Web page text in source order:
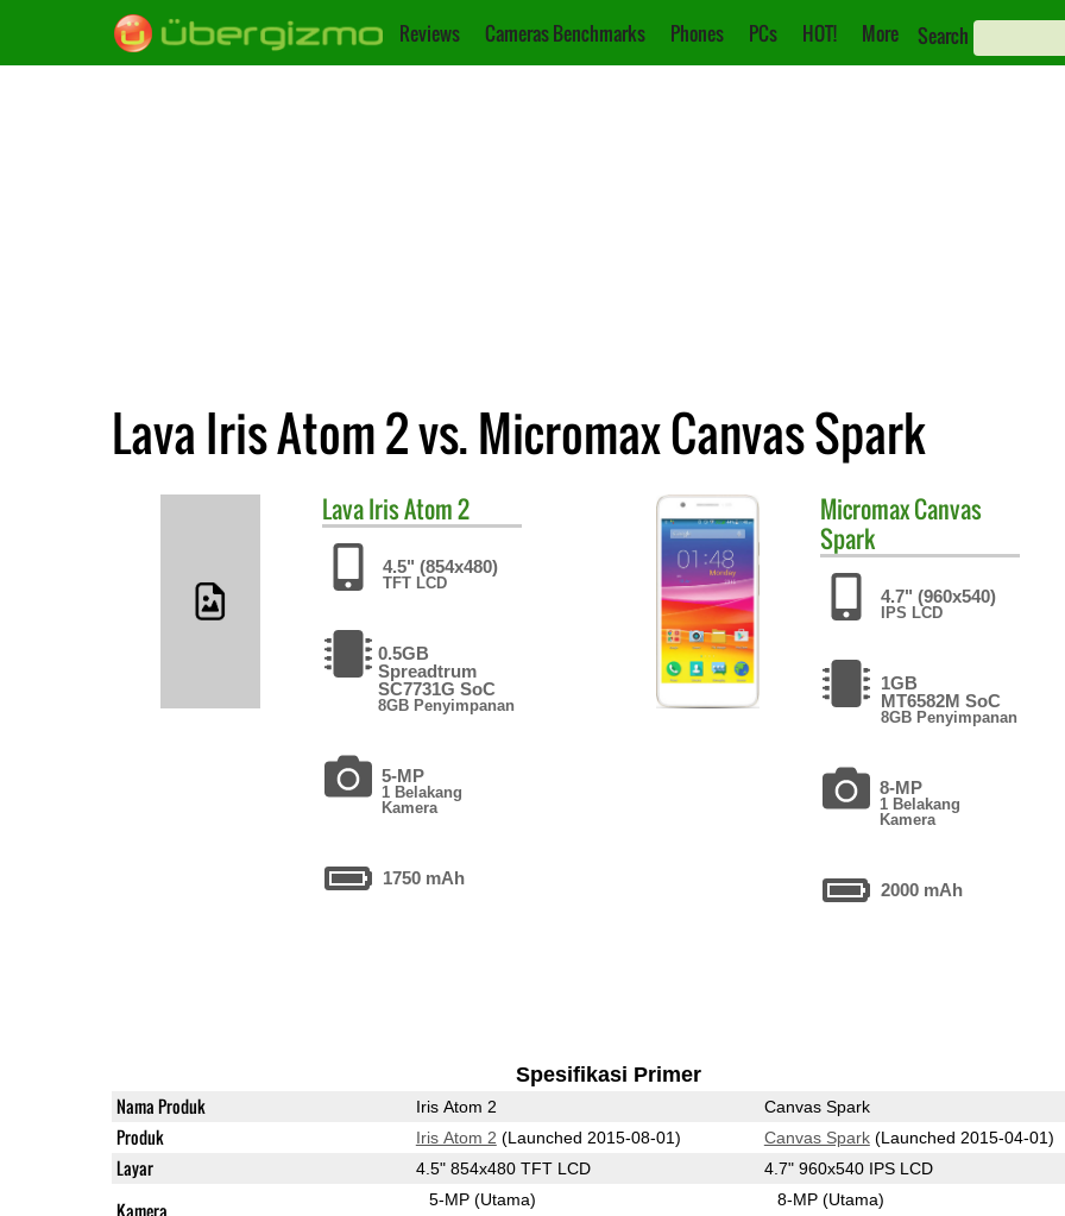
Reviews Cameras Benchmarks Phones PCs HOT! More Search
Lava Iris Atom 2 vs. Micromax Canvas Spark
LavaIris Atom 2
4.5" (854x480)
TFT LCD
0.5GB
Spreadtrum
SC7731G SoC
8GB Penyimpanan
5-MP
1 Belakang
Kamera
1750 mAh
MicromaxCanvas
Spark
4.7" (960x540)
IPS LCD
1GB
MT6582M SoC
8GB Penyimpanan
8-MP
1 Belakang
Kamera
2000 mAh
Spesifikasi Primer
Nama Produk Iris Atom 2 Canvas Spark
Produk Iris Atom 2 (Launched 2015-08-01) Canvas Spark(Launched 2015-04-01)
Layar 4.5" 854x480 TFT LCD 4.7" 960x540 IPS LCD
Kamera 5-MP(Utama) 8-MP(Utama)